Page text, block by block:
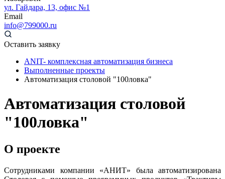
ул. Гайдара, 13, офис №1
Email
info@799000.ru
Оставить заявку
ANIT- комплексная автоматизация бизнеса
Выполненные проекты
Автоматизация столовой "100ловка"
Автоматизация столовой
"100ловка"
О проекте
Сотрудниками компании «АНИТ» была автоматизирована